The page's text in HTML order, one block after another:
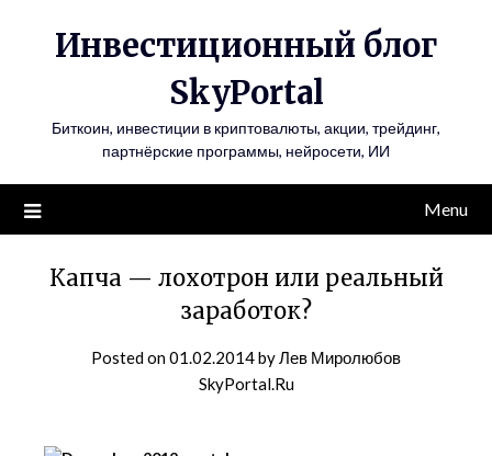
Инвестиционный блог
SkyPortal
Биткоин, инвестиции в криптовалюты, акции, трейдинг,
партнёрские программы, нейросети, ИИ
Menu
Капча — лохотрон или реальный
заработок?
Posted on01.02.2014byЛев Миролюбов
SkyPortal.Ru